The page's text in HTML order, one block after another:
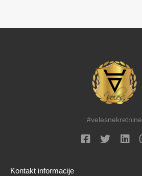
#velesnekretnine
Kontakt informacije